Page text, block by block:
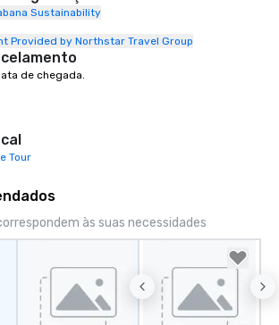
Sustainability
Provided by Northstar Travel Group
de chegada.
Tour
às suas necessidades